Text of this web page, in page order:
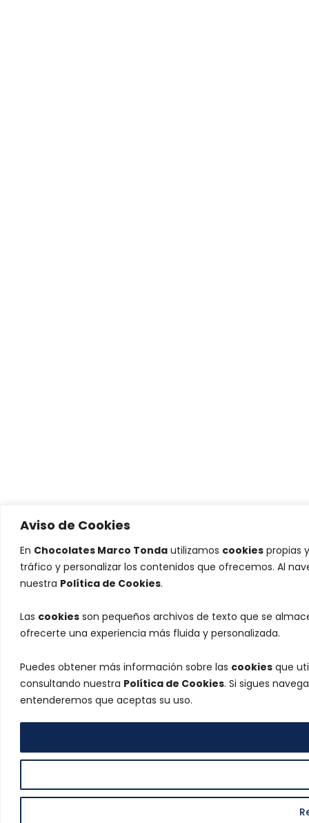
Aviso de Cookies
En Chocolates Marco Tonda utilizamos cookies propias
tráfico y personalizar los contenidos que ofrecemos. Al
nuestra Política de Cookies.
Las cookies son pequeños archivos de texto que se
ofrecerte una experiencia más fluida y personalizada.
Puedes obtener más información sobre las cookies que
consultando nuestra Política de Cookies. Si sigues
entenderemos que aceptas su uso.